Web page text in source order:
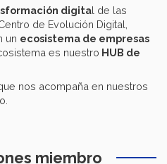
digital de las
de Evolución Digital,
un ecosistema de empresas
es nuestro HUB de
nos acompaña en nuestros
miembro